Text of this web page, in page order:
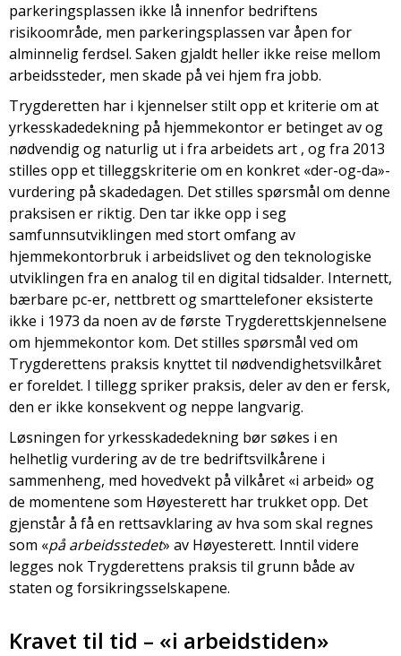
parkeringsplassen ikke lå innenfor bedriftens
risikoområde, men parkeringsplassen var åpen for
alminnelig ferdsel. Saken gjaldt heller ikke reise mellom
arbeidssteder, men skade på vei hjem fra jobb.
Trygderetten har i kjennelser stilt opp et kriterie om at
yrkesskadedekning på hjemmekontor er betinget av og
nødvendig og naturlig ut i fra arbeidets art , og fra 2013
stilles opp et tilleggskriterie om en konkret «der-og-da»-
vurdering på skadedagen. Det stilles spørsmål om denne
praksisen er riktig. Den tar ikke opp i seg
samfunnsutviklingen med stort omfang av
hjemmekontorbruk i arbeidslivet og den teknologiske
utviklingen fra en analog til en digital tidsalder. Internett,
bærbare pc-er, nettbrett og smarttelefoner eksisterte
ikke i 1973 da noen av de første Trygderettskjennelsene
om hjemmekontor kom. Det stilles spørsmål ved om
Trygderettens praksis knyttet til nødvendighetsvilkåret
er foreldet. I tillegg spriker praksis, deler av den er fersk,
den er ikke konsekvent og neppe langvarig.
Løsningen for yrkesskadedekning bør søkes i en
helhetlig vurdering av de tre bedriftsvilkårene i
sammenheng, med hovedvekt på vilkåret «i arbeid» og
de momentene som Høyesterett har trukket opp. Det
gjenstår å få en rettsavklaring av hva som skal regnes
som «på arbeidsstedet» av Høyesterett. Inntil videre
legges nok Trygderettens praksis til grunn både av
staten og forsikringsselskapene.
Kravet til tid – «i arbeidstiden»